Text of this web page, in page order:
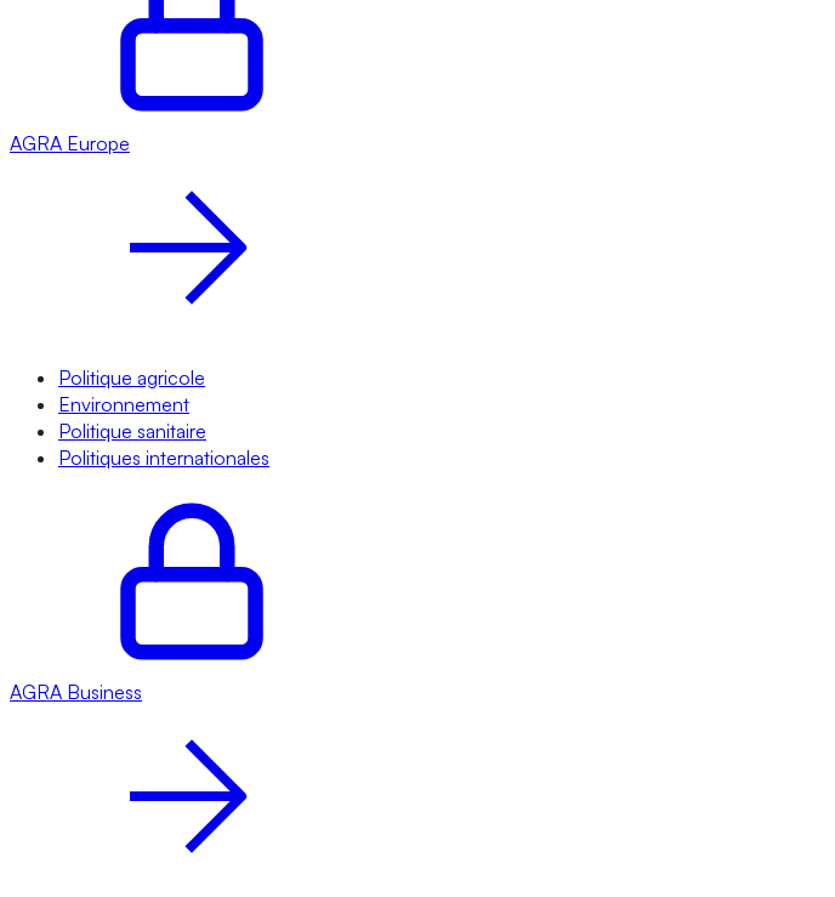
AGRA Europe
Politique agricole
Environnement
Politique sanitaire
Politiques internationales
AGRA Business